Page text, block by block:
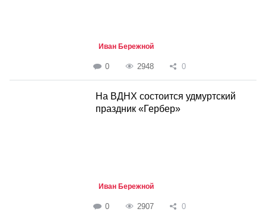
Иван Бережной
0 2948 0
На ВДНХ состоится удмуртский
праздник «Гербер»
Иван Бережной
0 2907 0